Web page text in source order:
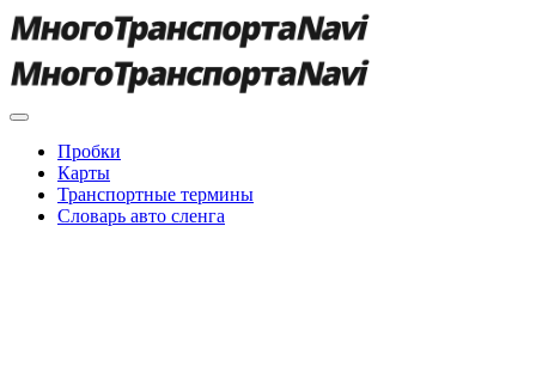
Пробки
Карты
Транспортные термины
Словарь авто сленга